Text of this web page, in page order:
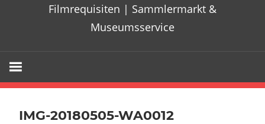
Filmrequisiten | Sammlermarkt &
Museumsservice
IMG-20180505-WA0012